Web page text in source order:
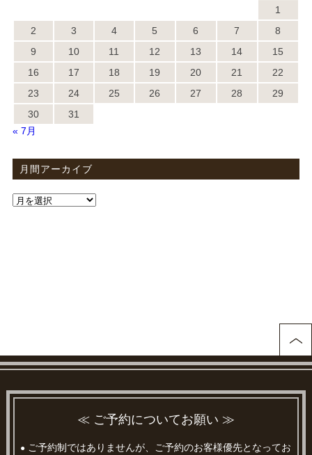
1
2
3 4 5 6 7
8
9
10 11 12 13 14
15
16
17 18 19 20 21
22
23
24 25 26 27 28
29
30
31
« 7月
月間アーカイブ
≪ ご予約についてお願い ≫
● ご予約制ではありませんが、ご予約のお客様優先となってお